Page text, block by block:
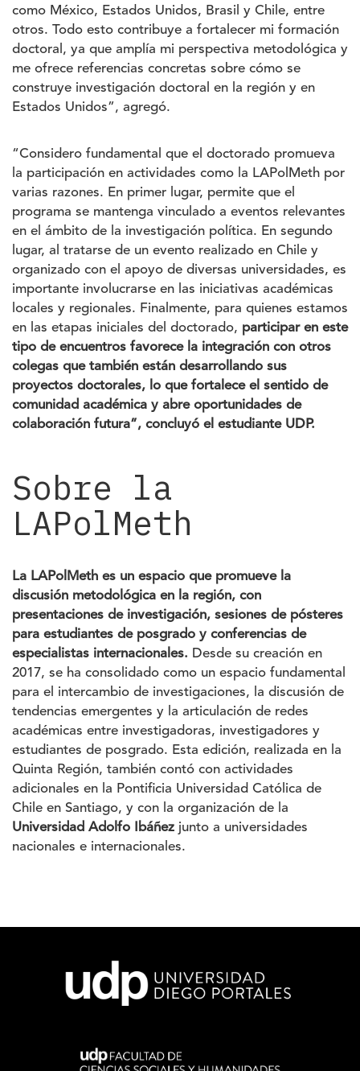
como México, Estados Unidos, Brasil y Chile, entre
otros. Todo esto contribuye a fortalecer mi formación
doctoral, ya que amplía mi perspectiva metodológica y
me ofrece referencias concretas sobre cómo se
construye investigación doctoral en la región y en
Estados Unidos”, agregó.
“Considero fundamental que el doctorado promueva
la participación en actividades como la LAPolMeth por
varias razones. En primer lugar, permite que el
programa se mantenga vinculado a eventos relevantes
en el ámbito de la investigación política. En segundo
lugar, al tratarse de un evento realizado en Chile y
organizado con el apoyo de diversas universidades, es
importante involucrarse en las iniciativas académicas
locales y regionales. Finalmente, para quienes estamos
en las etapas iniciales del doctorado, participar en este
tipo de encuentros favorece la integración con otros
colegas que también están desarrollando sus
proyectos doctorales, lo que fortalece el sentido de
comunidad académica y abre oportunidades de
colaboración futura”, concluyó el estudiante UDP.
Sobre la
LAPolMeth
La LAPolMeth es un espacio que promueve la
discusión metodológica en la región, con
presentaciones de investigación, sesiones de pósteres
para estudiantes de posgrado y conferencias de
especialistas internacionales. Desde su creación en
2017, se ha consolidado como un espacio fundamental
para el intercambio de investigaciones, la discusión de
tendencias emergentes y la articulación de redes
académicas entre investigadoras, investigadores y
estudiantes de posgrado. Esta edición, realizada en la
Quinta Región, también contó con actividades
adicionales en la Pontificia Universidad Católica de
Chile en Santiago, y con la organización de la
Universidad Adolfo Ibáñez junto a universidades
nacionales e internacionales.